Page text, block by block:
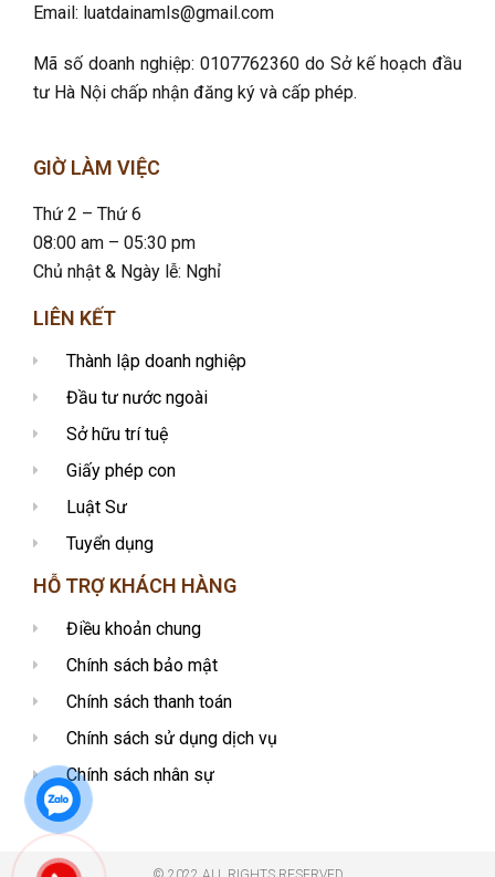
Email: luatdainamls@gmail.com
Mã số doanh nghiệp: 0107762360 do Sở kế hoạch đầu
tư Hà Nội chấp nhận đăng ký và cấp phép.
GIỜ LÀM VIỆC
Thứ 2 – Thứ 6
08:00 am – 05:30 pm
Chủ nhật & Ngày lễ: Nghỉ
LIÊN KẾT
Thành lập doanh nghiệp
Đầu tư nước ngoài
Sở hữu trí tuệ
Giấy phép con
Luật Sư
Tuyển dụng
HỖ TRỢ KHÁCH HÀNG
Điều khoản chung
Chính sách bảo mật
Chính sách thanh toán
Chính sách sử dụng dịch vụ
Chính sách nhân sự